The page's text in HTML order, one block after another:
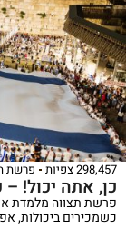
298,457 צפיות פרשת
כן, אתה יכול!
פרשת תצווה מלמדת
כשמכירים ביכולות,